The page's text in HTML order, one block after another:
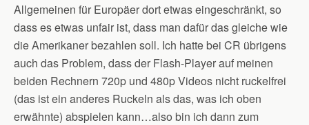
Allgemeinen für Europäer dort etwas eingeschränkt, so
dass es etwas unfair ist, dass man dafür das gleiche wie
die Amerikaner bezahlen soll. Ich hatte bei CR übrigens
auch das Problem, dass der Flash-Player auf meinen
beiden Rechnern 720p und 480p Videos nicht ruckelfrei
(das ist ein anderes Ruckeln als das, was ich oben
erwähnte) abspielen kann…also bin ich dann zum